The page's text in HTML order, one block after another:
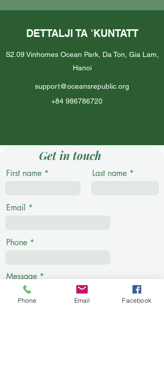
DETTALJI TA 'KUNTATT
S2.09 Vinhomes Ocean Park, Da Ton, Gia Lam,
Hanoi
support@oceansrepublic.org
+84 986786720
Get in touch
First name Last name
Email
Phone
Message
Phone Email Facebook